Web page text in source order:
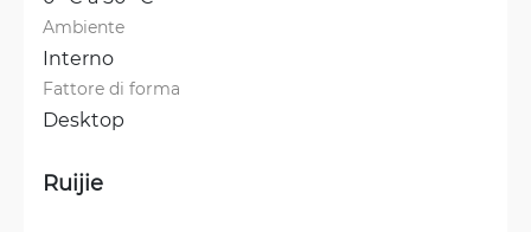
Ambiente
Interno
Fattore di forma
Desktop
Ruijie